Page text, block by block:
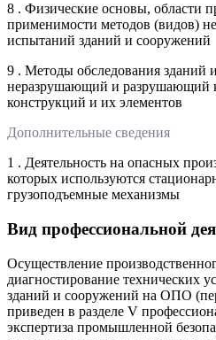
8 . Физические основы, области
применимости методов (видов)
испытаний зданий и сооружений
9 . Методы обследования зданий
неразрушающий и разрушающий
конструкций и их элементов
Дополнительные сведения
1 . Деятельность на опасных
которых используются
грузоподъемные механизмы
Вид профессиональной
Осуществление
диагностирование технических
зданий и сооружений на ОПО
приведен в разделе V
экспертиза промышленной